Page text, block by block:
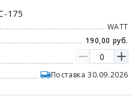
175
WATT
190,00 руб.
Поставка 30.09.2026